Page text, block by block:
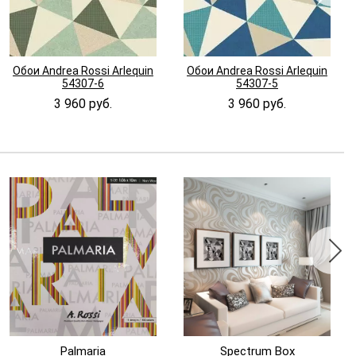
Обои Andrea Rossi Arlequin
54307-6
3 960 руб.
Обои Andrea Rossi Arlequin
54307-5
3 960 руб.
Palmaria Spectrum Box